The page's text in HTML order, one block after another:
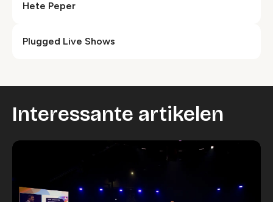
Hete Peper
Plugged Live Shows
Interessante artikelen